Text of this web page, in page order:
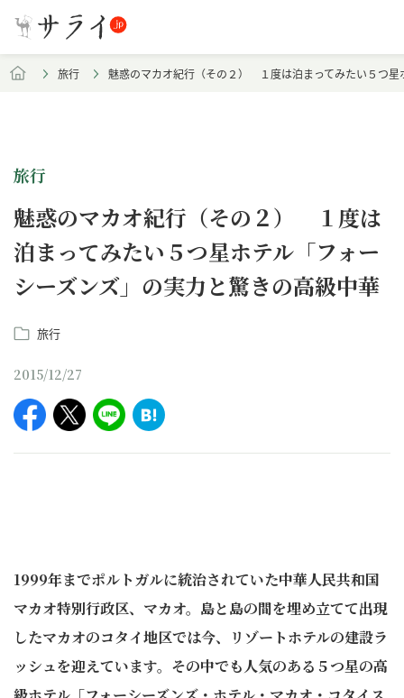
旅行 魅惑のマカオ紀行（その２） １度は泊まってみたい５つ
旅行
魅惑のマカオ紀行（その２） １度は
泊まってみたい５つ星ホテル「フォー
シーズンズ」の実力と驚きの高級中華
旅行
2015/12/27
1999年までポルトガルに統治されていた中華人民共和国
マカオ特別行政区、マカオ。島と島の間を埋め立てて出現
したマカオのコタイ地区では今、リゾートホテルの建設ラ
ッシュを迎えています。その中でも人気のある５つ星の高